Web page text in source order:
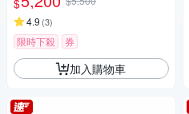
$
4.9 (3)
限時下殺 券
加入購物車